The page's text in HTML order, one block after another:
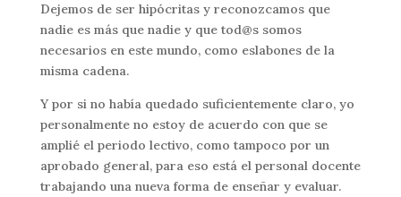
Dejemos de ser hipócritas y reconozcamos que
nadie es más que nadie y que tod@s somos
necesarios en este mundo, como eslabones de la
misma cadena.
Y por si no había quedado suficientemente claro, yo
personalmente no estoy de acuerdo con que se
amplié el periodo lectivo, como tampoco por un
aprobado general, para eso está el personal docente
trabajando una nueva forma de enseñar y evaluar.